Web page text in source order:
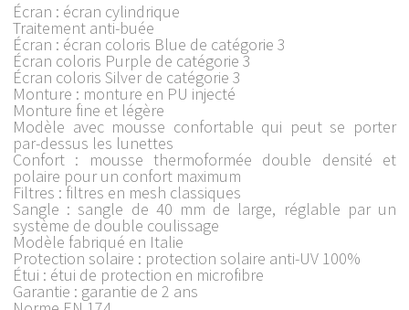
Écran : écran cylindrique
Traitement anti-buée
Écran : écran coloris Blue de catégorie 3
Écran coloris Purple de catégorie 3
Écran coloris Silver de catégorie 3
Monture : monture en PU injecté
Monture fine et légère
Modèle avec mousse confortable qui peut se porter
par-dessus les lunettes
Confort : mousse thermoformée double densité et
polaire pour un confort maximum
Filtres : filtres en mesh classiques
Sangle : sangle de 40 mm de large, réglable par un
système de double coulissage
Modèle fabriqué en Italie
Protection solaire : protection solaire anti-UV 100%
Étui : étui de protection en microfibre
Garantie : garantie de 2 ans